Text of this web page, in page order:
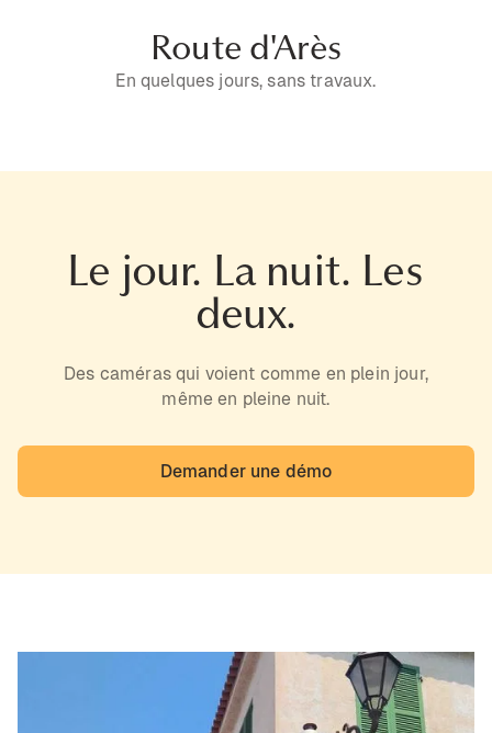
Route d'Arès
En quelques jours, sans travaux.
Le jour. La nuit. Les
deux.
Des caméras qui voient comme en plein jour,
même en pleine nuit.
Demander une démo